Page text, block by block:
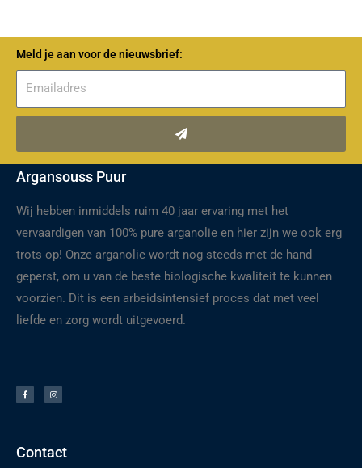
Meld je aan voor de nieuwsbrief:
Verzenden
Argansouss Puur
Wij hebben inmiddels ruim 40 jaar ervaring met het
vervaardigen van 100% pure arganolie en hier zijn we ook erg
trots op! Onze arganolie wordt nog steeds met de hand
geperst, om u van de beste biologische kwaliteit te kunnen
voorzien. Dit is een arbeidsintensief proces dat met veel
liefde en zorg wordt uitgevoerd.
c
e
b
s
t
a
Contact